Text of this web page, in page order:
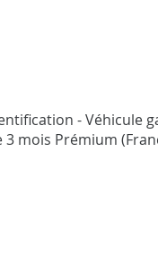
- Véhicule
mois Prémium